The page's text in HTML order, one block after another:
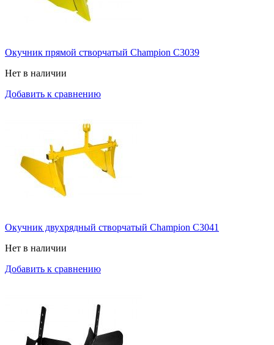
Окучник прямой створчатый Champion C3039
Нет в наличии
Добавить к сравнению
Окучник двухрядный створчатый Champion C3041
Нет в наличии
Добавить к сравнению